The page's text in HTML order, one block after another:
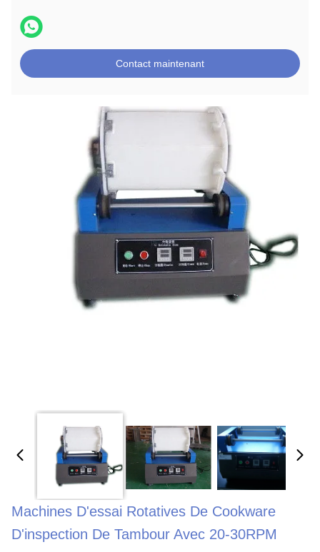
Contact maintenant
Machines D'essai Rotatives De Cookware
D'inspection De Tambour Avec 20-30RPM